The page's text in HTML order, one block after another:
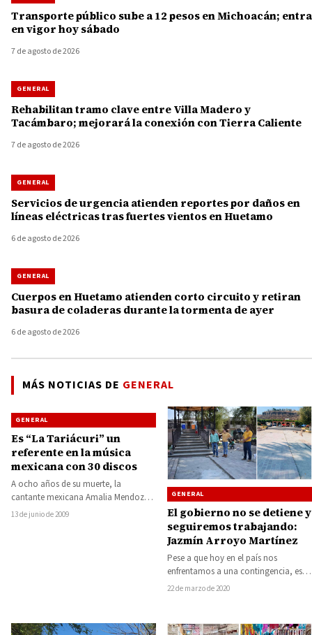
Transporte público sube a 12 pesos en Michoacán; entra
en vigor hoy sábado
7 de agosto de 2026
GENERAL
Rehabilitan tramo clave entre Villa Madero y
Tacámbaro; mejorará la conexión con Tierra Caliente
7 de agosto de 2026
GENERAL
Servicios de urgencia atienden reportes por daños en
líneas eléctricas tras fuertes vientos en Huetamo
6 de agosto de 2026
GENERAL
Cuerpos en Huetamo atienden corto circuito y retiran
basura de coladeras durante la tormenta de ayer
6 de agosto de 2026
MÁS NOTICIAS DE GENERAL
GENERAL
Es “La Tariácuri” un
referente en la música
mexicana con 30 discos
A ocho años de su muerte, la
cantante mexicana Amalia Mendoza
“La Tariácuri”, una de las más
13 de junio de 2009
GENERAL
El gobierno no se detiene y
seguiremos trabajando:
Jazmín Arroyo Martínez
Pese a que hoy en el país nos
enfrentamos a una contingencia, este
gobierno está comprometido con
22 de marzo de 2020